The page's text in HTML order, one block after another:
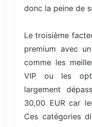
donc la peine de
Le troisième
premium avec
comme les
VIP ou les
largement
30,00 EUR car
Ces catégories